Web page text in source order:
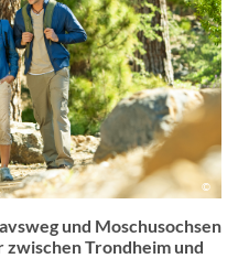
©
und Moschusochsen
zwischen Trondheim und